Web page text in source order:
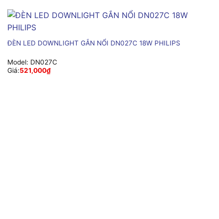
ĐÈN LED DOWNLIGHT GẮN NỔI DN027C 18W PHILIPS
Model: DN027C
Giá:521,000₫